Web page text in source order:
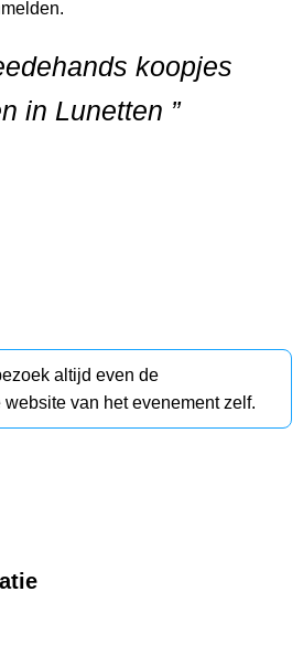
koopjes
in Lunetten ”
altijd even de
van het evenement zelf.